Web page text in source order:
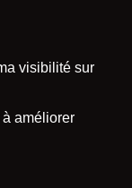
visibilité sur
améliorer